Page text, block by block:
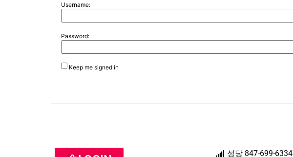
Username:
Password:
Keep me signed in
성당 847-699-6334